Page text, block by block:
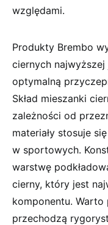
względami.
Produkty Brembo
ciernych
optymalną
Skład mieszanki
zależności od
materiały stosuje
w sportowych.
warstwę
cierny, który jest
komponentu.
przechodzą